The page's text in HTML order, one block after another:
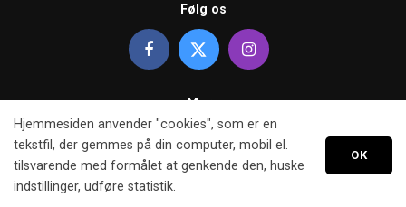
Følg os
Mere
Om TV kalundborg
Retningslinier
Hjemmesiden anvender "cookies", som er en
tekstfil, der gemmes på din computer, mobil el.
tilsvarende med formålet at genkende den, huske
indstillinger, udføre statistik.
OK